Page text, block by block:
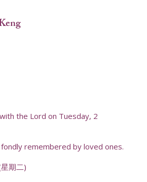
the Lord on Tuesday, 2
remembered by loved ones.
期二)